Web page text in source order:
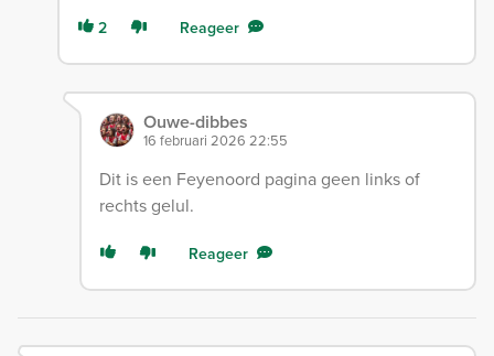
2 Reageer
Ouwe-dibbes
16 februari 2026 22:55
Dit is een Feyenoord pagina geen links of
rechts gelul.
Reageer